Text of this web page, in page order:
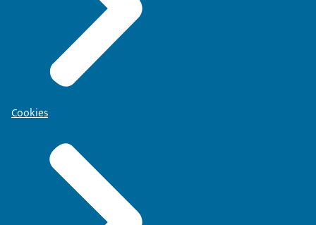
Cookies